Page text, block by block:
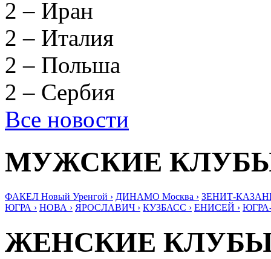
2 – Иран
2 – Италия
2 – Польша
2 – Сербия
Все новости
МУЖСКИЕ
ФАКЕЛ Новый Уренгой › ДИНАМО Москва › ЗЕНИТ-
ЮГРА › НОВА › ЯРОСЛАВИЧ › КУЗБАСС › ЕНИСЕЙ ›
ЖЕНСКИЕ